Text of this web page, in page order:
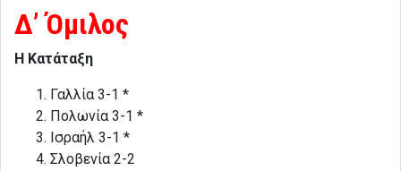
Δ’ Όμιλος
Η Κατάταξη
Γαλλία 3-1 *
Πολωνία 3-1 *
Ισραήλ 3-1 *
Σλοβενία 2-2